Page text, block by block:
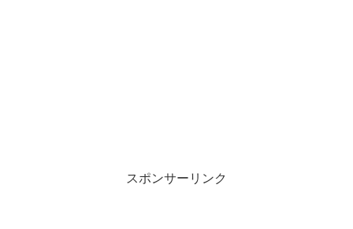
スポンサーリンク